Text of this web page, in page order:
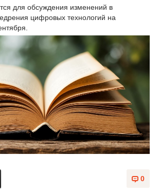
для обсуждения изменений в
цифровых технологий на
0